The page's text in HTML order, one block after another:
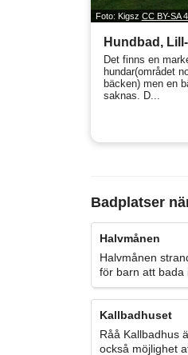
Foto: Kigsz CC BY-SA
Hundbad,
Det finns en
hundar(området
bäcken) men en
saknas. D...
Badplatser
Halvmånen
Halvmånen
för barn att bada
Kallbadhuset
Råå Kallbadhus
också möjlighet